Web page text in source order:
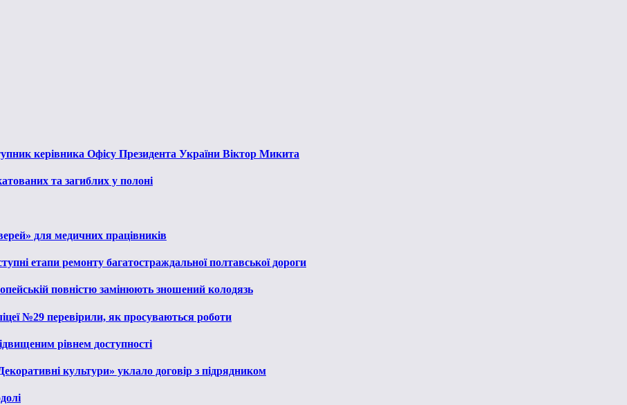
керівника Офісу Президента України Віктор Микита
та загиблих у полоні
для медичних працівників
етапи ремонту багатостраждальної полтавської дороги
повністю замінюють зношений колодязь
№29 перевірили, як просуваються роботи
рівнем доступності
культури» уклало договір з підрядником